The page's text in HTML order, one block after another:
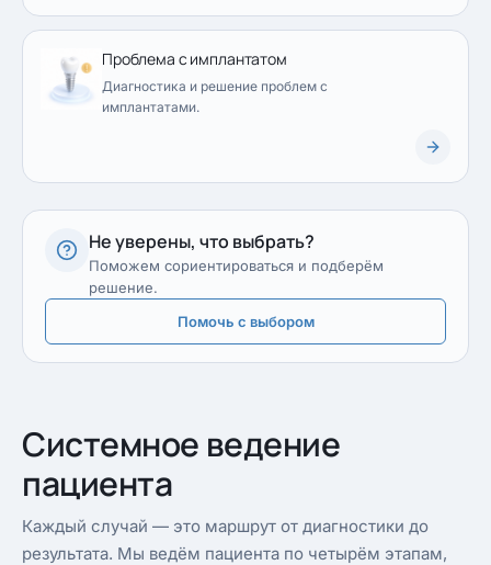
Проблема с имплантатом
Диагностика и решение проблем с
имплантатами.
Не уверены, что выбрать?
Поможем сориентироваться и подберём
решение.
Помочь с выбором
Системное ведение
пациента
Каждый случай — это маршрут от диагностики до
результата. Мы ведём пациента по четырём этапам,